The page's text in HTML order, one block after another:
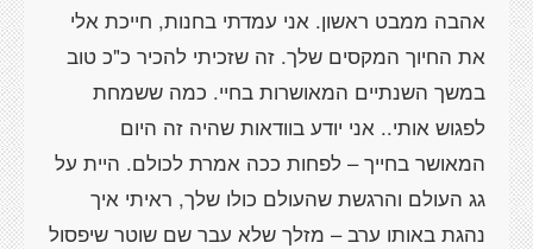
אהבה ממבט ראשון. אני עמדתי בחנות, חייכת אלי
את החיוך המקסים שלך. זה שזכיתי להכיר כ"כ טוב
במשך השנתיים המאושרות בחיי. כמה ששמחת
לפגוש אותי.. אני יודע בוודאות שהיה זה היום
המאושר בחייך – לפחות ככה אמרת לכולם. היית על
גג העולם והרגשת שהעולם כולו שלך, ראיתי איך
נהגת באותו ערב – מזלך שלא עבר שם שוטר שיפסול